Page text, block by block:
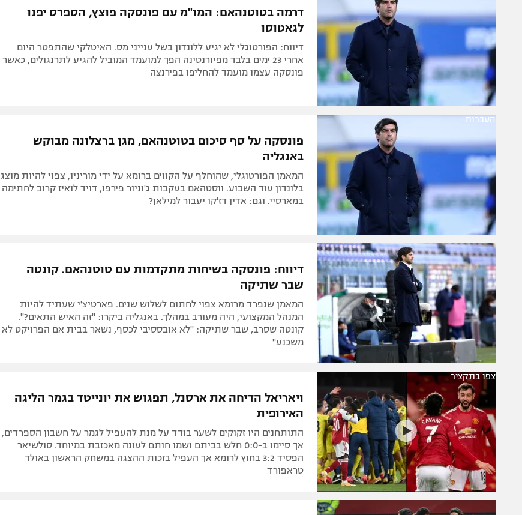
דרמה בטוטנהאם: המו"מ עם פונסקה פוצץ, הספרס יפנו
לגאטוסו
דיווח: הפורטוגלי לא יגיע ללונדון בשל ענייני מס. האיטלקי שהתפטר היום
אחרי 23 ימים בלבד מפיורנטינה הפך למועמד המוביל להגיע לתרנגולים, כאשר
פונסקה עצמו מועמד להחליפו בפירנצה
העברות
פונסקה על סף סיכום בטוטנהאם, מגן ברצלונה מבוקש
באנגליה
המאמן הפורטוגלי, שהוחלף על הקווים ברומא על ידי מוריניו, צפוי להיות מוצג
בלונדון עוד השבוע. ווסטהאם בעקבות ג'וניור פירפו, דויד לואיז קרוב לחתימה
במארסיי. וגם: אדין דז'קו יעבור למילאן?
דיווח: פונסקה בשיחות מתקדמות עם טוטנהאם. קונטה
שבר שתיקה
המאמן שנפרד מרומא צפוי לחתום לשלוש שנים. פארטיצ'י שעתיד להיות
המנהל המקצועי, היה מעורב במהלך. באנגליה ביקרו: "זה האיש התאים?".
קונטה שסרב, שבר שתיקה: "לא אובססיבי לכסף, נשאר בבית אם הפרויקט לא
משכנע"
צפו בתקציר
ויאריאל הדיחה את ארסנל, תפגוש את יונייטד בגמר הליגה
האירופית
התותחנים היו זקוקים לשער בודד על מנת להעפיל לגמר על חשבון הספרדים,
אך סיימו ב-0:0 חלש בביתם ושמו חותם לעונה מאכזבת במיוחד. סולשיאר
הפסיד 3:2 בחוץ לרומא אך העפיל בזכות ההצגה במשחק הראשון באולד
טראפורד